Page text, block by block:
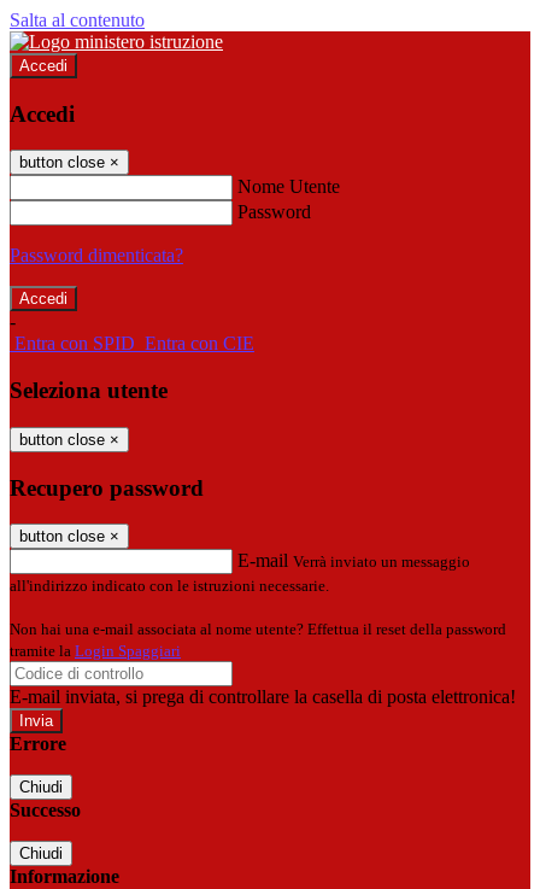
Salta al contenuto
Accedi
Accedi
button close ×
Nome Utente
Password
Password dimenticata?
-
Entra con SPID Entra con CIE
Seleziona utente
button close ×
Recupero password
button close ×
E-mail Verrà inviato un messaggio
all'indirizzo indicato con le istruzioni necessarie.
Non hai una e-mail associata al nome utente? Effettua il reset della password
tramite la Login Spaggiari
E-mail inviata, si prega di controllare la casella di posta elettronica!
Errore
Chiudi
Successo
Chiudi
Informazione